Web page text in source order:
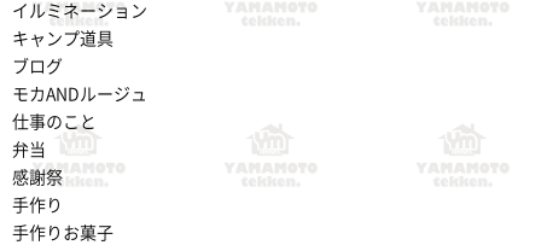
イルミネーション
キャンプ道具
ブログ
モカANDルージュ
仕事のこと
弁当
感謝祭
手作り
手作りお菓子